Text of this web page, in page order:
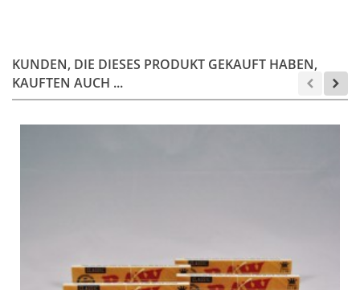
KUNDEN, DIE DIESES PRODUKT GEKAUFT HABEN,
KAUFTEN AUCH ...